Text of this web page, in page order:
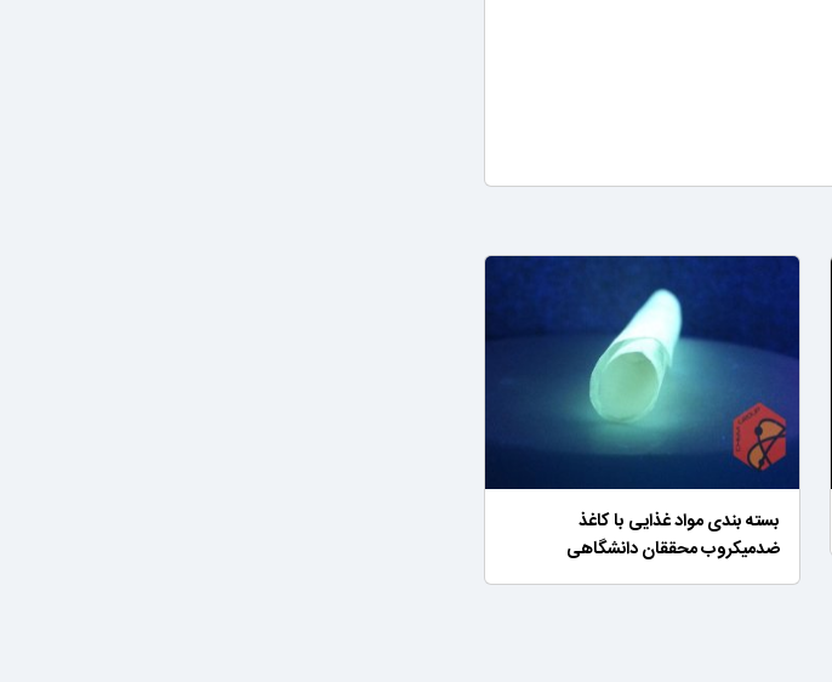
بسته بندی مواد غذایی با کاغذ
ضدمیکروب محققان دانشگاهی